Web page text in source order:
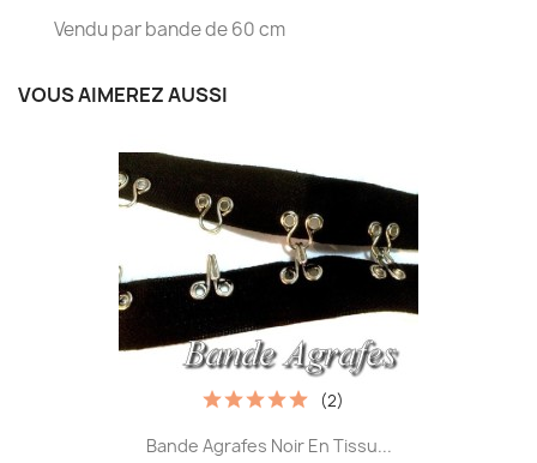
Vendu par bande de 60 cm
VOUS AIMEREZ AUSSI
Bande Agrafes Noir En Tissu...
(2)